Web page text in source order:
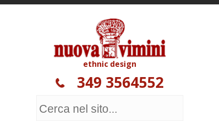
ethnic design
349 3564552